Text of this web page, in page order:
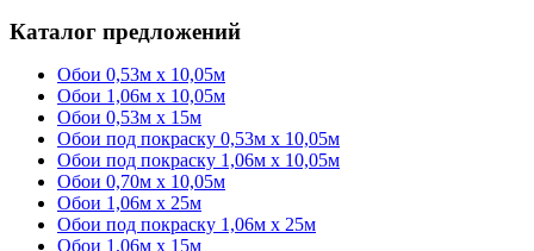
Каталог предложений
Обои 0,53м x 10,05м
Обои 1,06м х 10,05м
Обои 0,53м x 15м
Обои под покраску 0,53м x 10,05м
Обои под покраску 1,06м х 10,05м
Обои 0,70м x 10,05м
Обои 1,06м x 25м
Обои под покраску 1,06м x 25м
Обои 1,06м x 15м